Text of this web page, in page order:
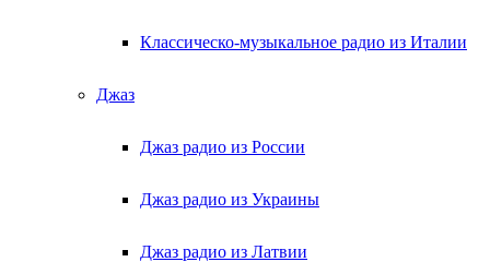
Классическо-музыкальное радио из Италии
Джаз
Джаз радио из России
Джаз радио из Украины
Джаз радио из Латвии